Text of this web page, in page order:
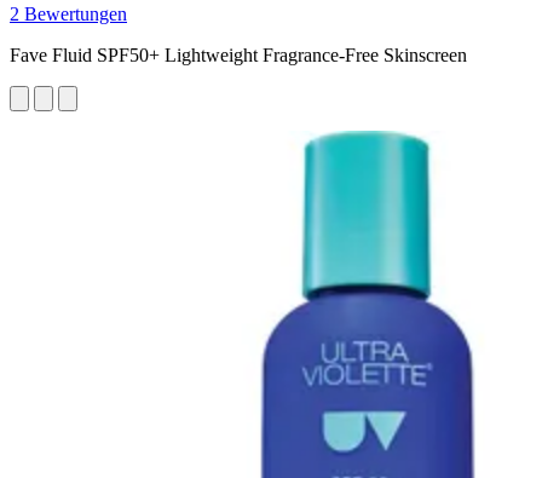
2 Bewertungen
Fave Fluid SPF50+ Lightweight Fragrance-Free Skinscreen